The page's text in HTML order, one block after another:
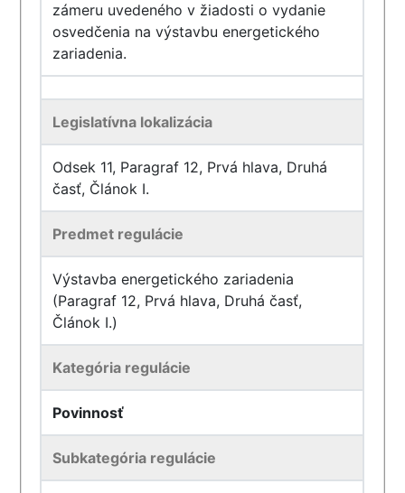
zámeru uvedeného v žiadosti o vydanie
osvedčenia na výstavbu energetického
zariadenia.
Legislatívna lokalizácia
Odsek 11, Paragraf 12, Prvá hlava, Druhá
časť, Článok I.
Predmet regulácie
Výstavba energetického zariadenia
(Paragraf 12, Prvá hlava, Druhá časť,
Článok I.)
Kategória regulácie
Povinnosť
Subkategória regulácie